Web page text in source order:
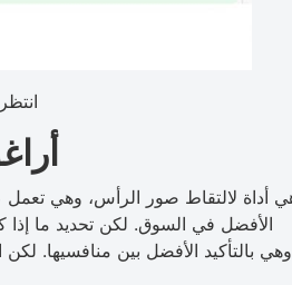
الأفضل في السوق. لكن تحديد ما إذا
وهي بالتأكيد الأفضل بين منافسيها.